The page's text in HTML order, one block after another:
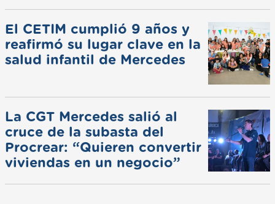
El CETIM cumplió 9 años y
reafirmó su lugar clave en la
salud infantil de Mercedes
La CGT Mercedes salió al
cruce de la subasta del
Procrear: “Quieren convertir
viviendas en un negocio”